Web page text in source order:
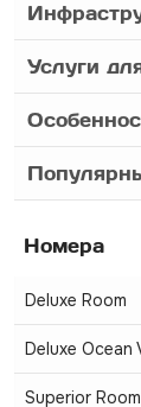
Услуги
Номера
Deluxe Room
Deluxe Ocean
Superior Room